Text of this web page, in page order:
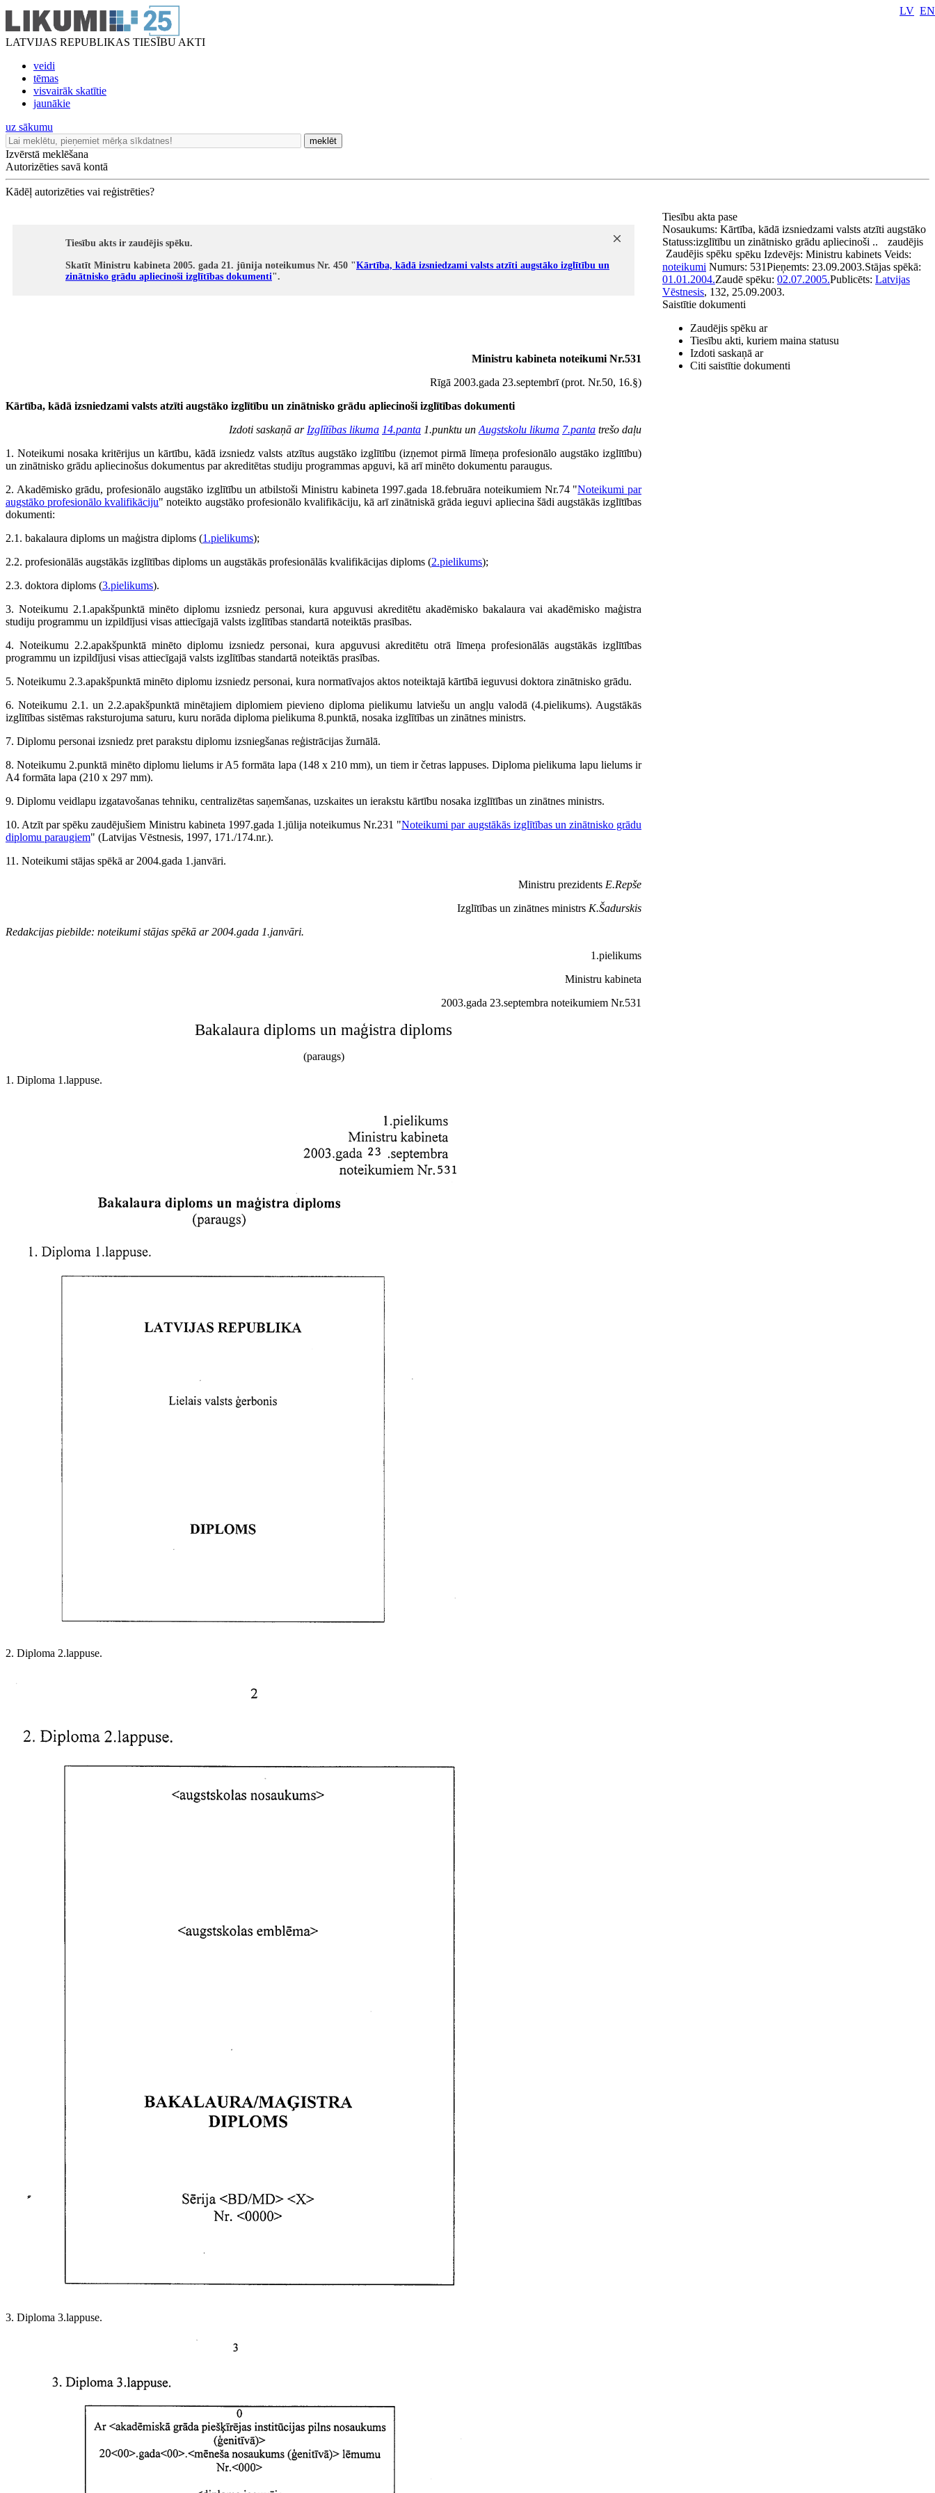
LATVIJAS REPUBLIKAS TIESĪBU AKTI
veidi
tēmas
visvairāk skatītie
jaunākie
LV EN
uz sākumu
meklēt
Izvērstā meklēšana
Autorizēties savā kontā
Kādēļ autorizēties vai reģistrēties?
Tiesību akts ir zaudējis spēku.
Skatīt Ministru kabineta 2005. gada 21. jūnija noteikumus Nr. 450 "Kārtība, kādā izsniedzami valsts atzīti augstāko izglītību un
zinātnisko grādu apliecinoši izglītības dokumenti".
Ministru kabineta noteikumi Nr.531
Rīgā 2003.gada 23.septembrī (prot. Nr.50, 16.§)
Kārtība, kādā izsniedzami valsts atzīti augstāko izglītību un zinātnisko grādu apliecinoši izglītības dokumenti
Izdoti saskaņā ar Izglītības likuma 14.panta 1.punktu un Augstskolu likuma 7.panta trešo daļu
1. Noteikumi nosaka kritērijus un kārtību, kādā izsniedz valsts atzītus augstāko izglītību (izņemot pirmā līmeņa profesionālo augstāko izglītību)
un zinātnisko grādu apliecinošus dokumentus par akreditētas studiju programmas apguvi, kā arī minēto dokumentu paraugus.
2. Akadēmisko grādu, profesionālo augstāko izglītību un atbilstoši Ministru kabineta 1997.gada 18.februāra noteikumiem Nr.74 "Noteikumi par
augstāko profesionālo kvalifikāciju" noteikto augstāko profesionālo kvalifikāciju, kā arī zinātniskā grāda ieguvi apliecina šādi augstākās izglītības
dokumenti:
2.1. bakalaura diploms un maģistra diploms (1.pielikums);
2.2. profesionālās augstākās izglītības diploms un augstākās profesionālās kvalifikācijas diploms (2.pielikums);
2.3. doktora diploms (3.pielikums).
3. Noteikumu 2.1.apakšpunktā minēto diplomu izsniedz personai, kura apguvusi akreditētu akadēmisko bakalaura vai akadēmisko maģistra
studiju programmu un izpildījusi visas attiecīgajā valsts izglītības standartā noteiktās prasības.
4. Noteikumu 2.2.apakšpunktā minēto diplomu izsniedz personai, kura apguvusi akreditētu otrā līmeņa profesionālās augstākās izglītības
programmu un izpildījusi visas attiecīgajā valsts izglītības standartā noteiktās prasības.
5. Noteikumu 2.3.apakšpunktā minēto diplomu izsniedz personai, kura normatīvajos aktos noteiktajā kārtībā ieguvusi doktora zinātnisko grādu.
6. Noteikumu 2.1. un 2.2.apakšpunktā minētajiem diplomiem pievieno diploma pielikumu latviešu un angļu valodā (4.pielikums). Augstākās
izglītības sistēmas raksturojuma saturu, kuru norāda diploma pielikuma 8.punktā, nosaka izglītības un zinātnes ministrs.
7. Diplomu personai izsniedz pret parakstu diplomu izsniegšanas reģistrācijas žurnālā.
8. Noteikumu 2.punktā minēto diplomu lielums ir A5 formāta lapa (148 x 210 mm), un tiem ir četras lappuses. Diploma pielikuma lapu lielums ir
A4 formāta lapa (210 x 297 mm).
9. Diplomu veidlapu izgatavošanas tehniku, centralizētas saņemšanas, uzskaites un ierakstu kārtību nosaka izglītības un zinātnes ministrs.
10. Atzīt par spēku zaudējušiem Ministru kabineta 1997.gada 1.jūlija noteikumus Nr.231 "Noteikumi par augstākās izglītības un zinātnisko grādu
diplomu paraugiem" (Latvijas Vēstnesis, 1997, 171./174.nr.).
11. Noteikumi stājas spēkā ar 2004.gada 1.janvāri.
Ministru prezidents E.Repše
Izglītības un zinātnes ministrs K.Šadurskis
Redakcijas piebilde: noteikumi stājas spēkā ar 2004.gada 1.janvāri.
1.pielikums
Ministru kabineta
2003.gada 23.septembra noteikumiem Nr.531
Bakalaura diploms un maģistra diploms
(paraugs)
1. Diploma 1.lappuse.
2. Diploma 2.lappuse.
3. Diploma 3.lappuse.
Tiesību akta pase
Nosaukums: Kārtība, kādā izsniedzami valsts atzīti augstāko
izglītību un zinātnisko grādu apliecinoši ..
Statuss:
Zaudējis spēku
zaudējis
spēku Izdevējs: Ministru kabinets Veids:
noteikumi Numurs: 531Pieņemts: 23.09.2003.Stājas spēkā:
01.01.2004.Zaudē spēku: 02.07.2005.Publicēts: Latvijas
Vēstnesis, 132, 25.09.2003.
Saistītie dokumenti
Zaudējis spēku ar
Tiesību akti, kuriem maina statusu
Izdoti saskaņā ar
Citi saistītie dokumenti